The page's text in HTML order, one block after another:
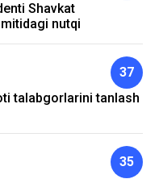
Shavkat
nutqi
37
talabgorlarini tanlash
35